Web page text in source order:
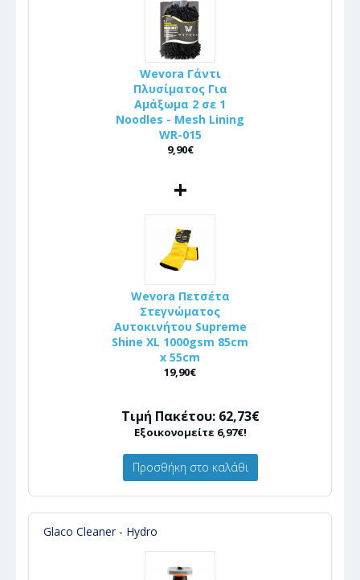
Wevora Γάντι
Πλυσίματος Για
Αμάξωμα 2 σε 1
Noodles - Mesh Lining
WR-015
9,90€
+
Wevora Πετσέτα
Στεγνώματος
Αυτοκινήτου Supreme
Shine XL 1000gsm 85cm
x 55cm
19,90€
Τιμή Πακέτου: 62,73€
Εξοικονομείτε 6,97€!
Προσθήκη στο καλάθι
Glaco Cleaner - Hydro